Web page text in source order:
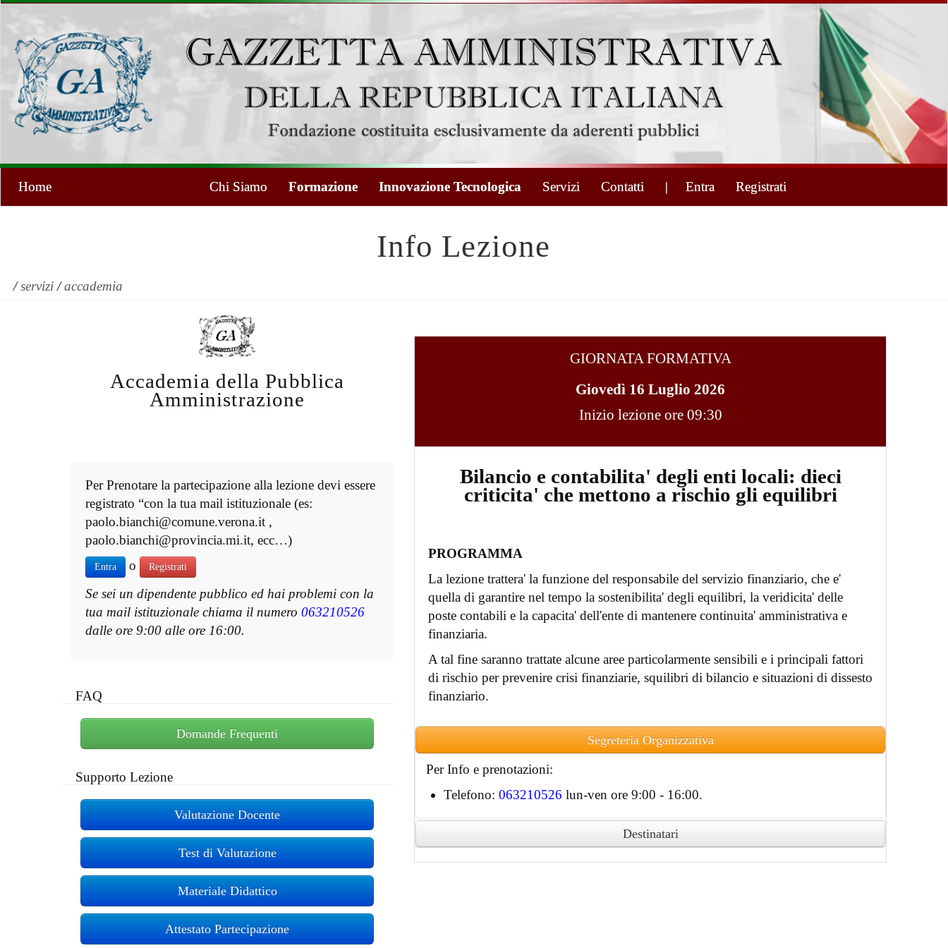
Home Chi Siamo Formazione Innovazione Tecnologica Servizi Contatti | Entra Registrati
Info Lezione
/servizi/accademia
Accademia della Pubblica
Amministrazione
Per Prenotare la partecipazione alla lezione devi essere
registrato “con la tua mail istituzionale (es:
paolo.bianchi@comune.verona.it ,
paolo.bianchi@provincia.mi.it, ecc…)
Entra o Registrati
Se sei un dipendente pubblico ed hai problemi con la
tua mail istituzionale chiama il numero 063210526
dalle ore 9:00 alle ore 16:00.
FAQ
Domande Frequenti
Supporto Lezione
Valutazione Docente
Test di Valutazione
Materiale Didattico
Attestato Partecipazione
GIORNATA FORMATIVA
Giovedì 16 Luglio 2026
Inizio lezione ore 09:30
Bilancio e contabilita' degli enti locali: dieci
criticita' che mettono a rischio gli equilibri
PROGRAMMA
La lezione trattera' la funzione del responsabile del servizio finanziario, che e'
quella di garantire nel tempo la sostenibilita' degli equilibri, la veridicita' delle
poste contabili e la capacita' dell'ente di mantenere continuita' amministrativa e
finanziaria.
A tal fine saranno trattate alcune aree particolarmente sensibili e i principali fattori
di rischio per prevenire crisi finanziarie, squilibri di bilancio e situazioni di dissesto
finanziario.
Segreteria Organizzativa
Per Info e prenotazioni:
Telefono: 063210526 lun-ven ore 9:00 - 16:00.
Destinatari
Ai partecipanti accreditati sarà rilasciato attestato di partecipazione in formato